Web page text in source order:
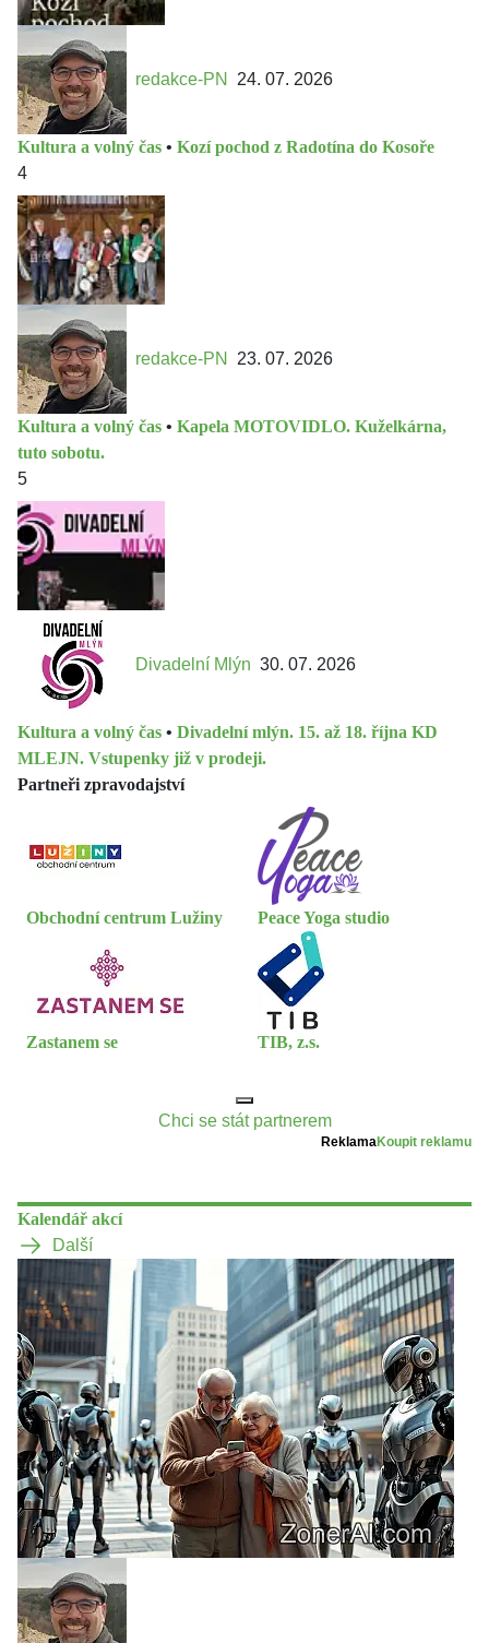
redakce-PN 24. 07. 2026
Kultura a volný čas • Kozí pochod z Radotína do Kosoře
4
redakce-PN 23. 07. 2026
Kultura a volný čas • Kapela MOTOVIDLO. Kuželkárna,
tuto sobotu.
5
Divadelní Mlýn 30. 07. 2026
Kultura a volný čas • Divadelní mlýn. 15. až 18. října KD
MLEJN. Vstupenky již v prodeji.
Partneři zpravodajství
Obchodní centrum Lužiny Peace Yoga studio
Zastanem se TIB, z.s.
Chci se stát partnerem
ReklamaKoupit reklamu
Kalendář akcí
Další